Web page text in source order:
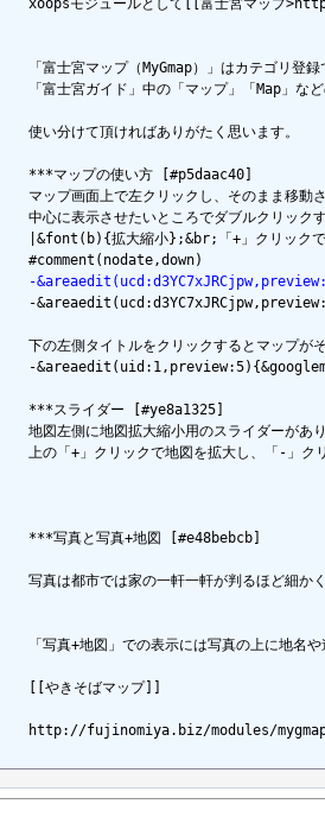
xoopsモジュールとして[[富士宮マップ
「富士宮マップ（MyGmap）」はカテゴリ登
「富士宮ガイド」中の「マップ」「Map」な
  使い分けて頂ければありがたく思います。
  ***マップの使い方 [#p5daac40]
マップ画面上で左クリックし、そのまま移動
中心に表示させたいところでダブルクリック
|&font(b){拡大縮小};&br;「+」クリッ
-
-
下の左側タイトルをクリックするとマップが
-
  ***スライダー [#ye8a1325]
地図左側に地図拡大縮小用のスライダーがあ
上の「+」クリックで地図を拡大し、「-」ク
  ***写真と写真+地図 [#e48bebcb]
写真は都市では家の一軒一軒が判るほど細か
「写真+地図」での表示には写真の上に地名
  [[やきそばマップ]]
http://fujinomiya.biz/modules/